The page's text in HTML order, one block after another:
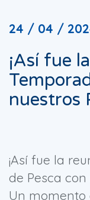
24 / 04 /
¡Así fue
nuestros
¡Así fue la
de Pesca
Un